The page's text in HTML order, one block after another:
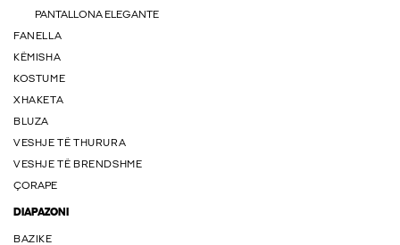
PANTALLONA ELEGANTE
FANELLA
KËMISHA
KOSTUME
XHAKETA
BLUZA
VESHJE TË THURURA
VESHJE TË BRENDSHME
ÇORAPE
DIAPAZONI
BAZIKE